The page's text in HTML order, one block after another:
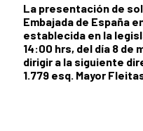
La presentación de
Embajada de España
establecida en la
14:00 hrs, del día 8 de
dirigir a la siguiente
1.779 esq. Mayor